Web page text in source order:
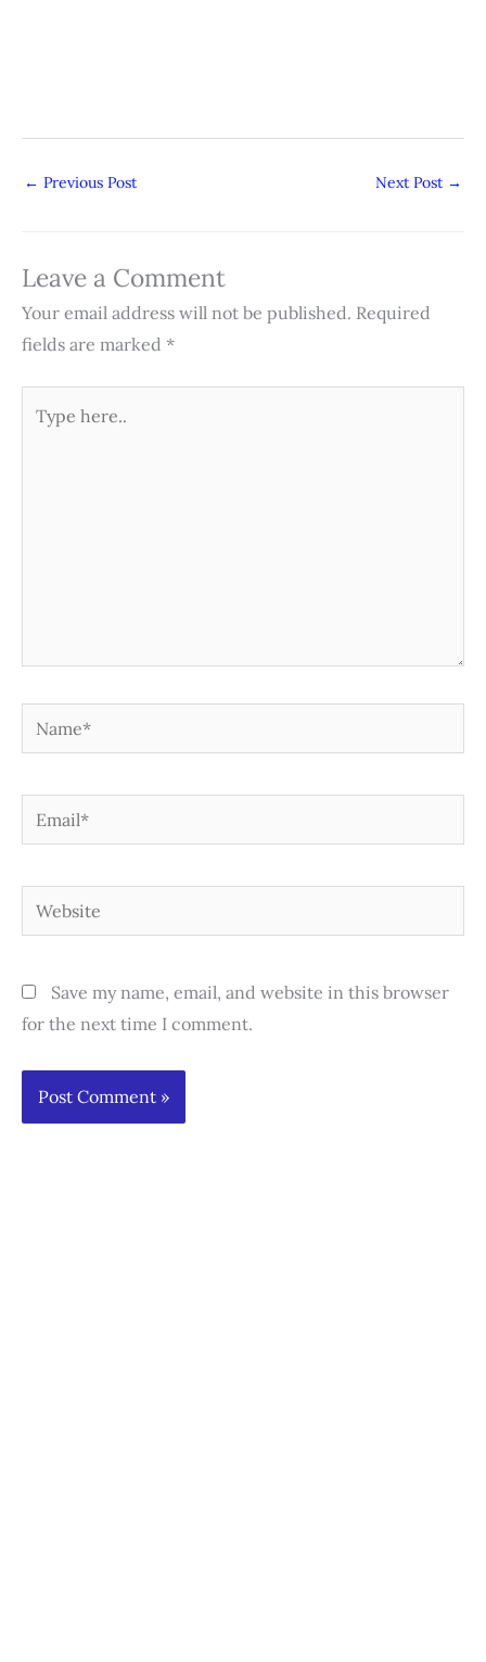
← Previous Post Next Post →
Leave a Comment
Your email address will not be published. Required
fields are marked *
here..
Name*
Email*
Website
Save my name, email, and website in this browser
for the next time I comment.